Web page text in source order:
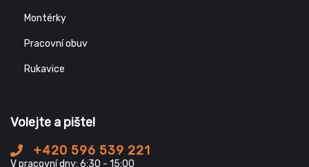
Montérky
Pracovní obuv
Rukavice
Volejte a pište!
+420 596 539 221
V pracovní dny: 6:30 - 15:00